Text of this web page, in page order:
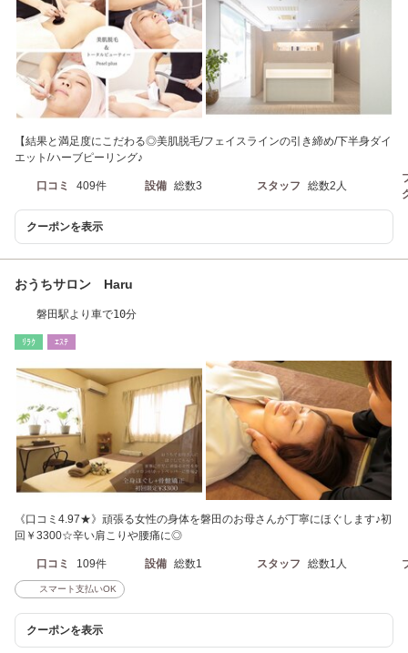
【結果と満足度にこだわる◎美肌脱毛/フェイスラインの引き締め/下半身ダイ
エット/ハーブピーリング♪
口コミ 409件 設備 総数3 スタッフ 総数2人
クーポンを表示
おうちサロン Haru
磐田駅より車で10分
ﾘﾗｸ ｴｽﾃ
《口コミ4.97★》頑張る女性の身体を磐田のお母さんが丁寧にほぐします♪初
回￥3300☆辛い肩こりや腰痛に◎
口コミ 109件 設備 総数1 スタッフ 総数1人
スマート支払いOK
クーポンを表示